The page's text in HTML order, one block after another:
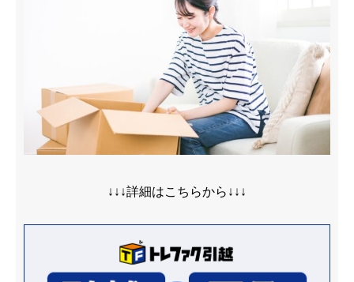
↓↓↓詳細はこちらから↓↓↓